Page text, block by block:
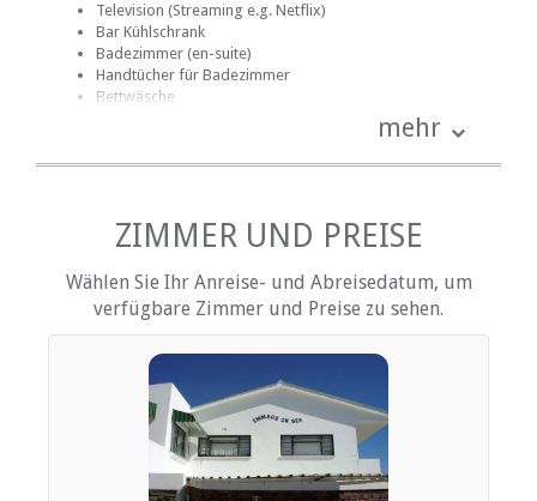
Television (Streaming e.g. Netflix)
Bar Kühlschrank
Badezimmer (en-suite)
Handtücher für Badezimmer
Bettwäsche
Tee- und Kaffeekocher
EINRICHTUNGEN AUF DEM GELÄNDE
Kinderfreundlich (alle Altersgruppen)
Garten(e)
Gästelounge mit TV
Zimmerreinigung (täglich)
Housekeeping (periodisch)
Parkplatz (abseits der Straße)
Rezeption (Geschäftszeiten)
Sicherheit (Alarmanlage)
mehr
ZIMMER UND PREISE
Wählen Sie Ihr Anreise- und Abreisedatum, um
verfügbare Zimmer und Preise zu sehen.